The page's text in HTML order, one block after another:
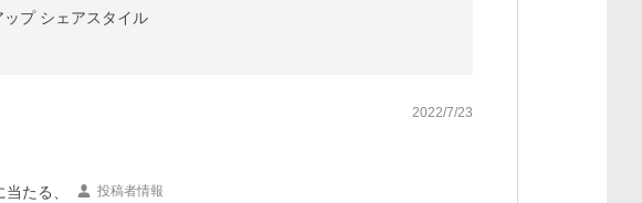
プ シェアスタイル
2022/7/23
たる、
投稿者情報